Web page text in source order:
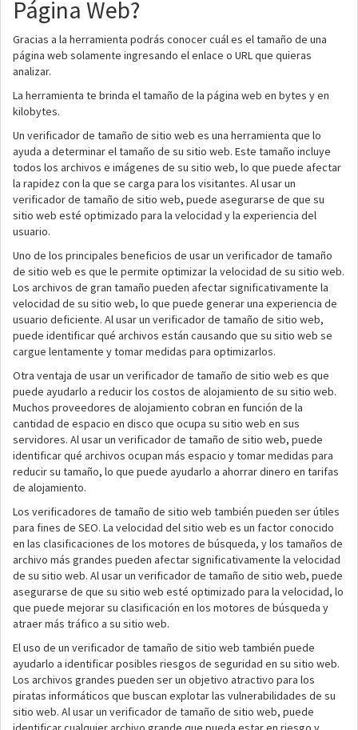
Página Web?
Gracias a la herramienta podrás conocer cuál es el tamaño de una
página web solamente ingresando el enlace o URL que quieras
analizar.
La herramienta te brinda el tamaño de la página web en bytes y en
kilobytes.
Un verificador de tamaño de sitio web es una herramienta que lo
ayuda a determinar el tamaño de su sitio web. Este tamaño incluye
todos los archivos e imágenes de su sitio web, lo que puede afectar
la rapidez con la que se carga para los visitantes. Al usar un
verificador de tamaño de sitio web, puede asegurarse de que su
sitio web esté optimizado para la velocidad y la experiencia del
usuario.
Uno de los principales beneficios de usar un verificador de tamaño
de sitio web es que le permite optimizar la velocidad de su sitio web.
Los archivos de gran tamaño pueden afectar significativamente la
velocidad de su sitio web, lo que puede generar una experiencia de
usuario deficiente. Al usar un verificador de tamaño de sitio web,
puede identificar qué archivos están causando que su sitio web se
cargue lentamente y tomar medidas para optimizarlos.
Otra ventaja de usar un verificador de tamaño de sitio web es que
puede ayudarlo a reducir los costos de alojamiento de su sitio web.
Muchos proveedores de alojamiento cobran en función de la
cantidad de espacio en disco que ocupa su sitio web en sus
servidores. Al usar un verificador de tamaño de sitio web, puede
identificar qué archivos ocupan más espacio y tomar medidas para
reducir su tamaño, lo que puede ayudarlo a ahorrar dinero en tarifas
de alojamiento.
Los verificadores de tamaño de sitio web también pueden ser útiles
para fines de SEO. La velocidad del sitio web es un factor conocido
en las clasificaciones de los motores de búsqueda, y los tamaños de
archivo más grandes pueden afectar significativamente la velocidad
de su sitio web. Al usar un verificador de tamaño de sitio web, puede
asegurarse de que su sitio web esté optimizado para la velocidad, lo
que puede mejorar su clasificación en los motores de búsqueda y
atraer más tráfico a su sitio web.
El uso de un verificador de tamaño de sitio web también puede
ayudarlo a identificar posibles riesgos de seguridad en su sitio web.
Los archivos grandes pueden ser un objetivo atractivo para los
piratas informáticos que buscan explotar las vulnerabilidades de su
sitio web. Al usar un verificador de tamaño de sitio web, puede